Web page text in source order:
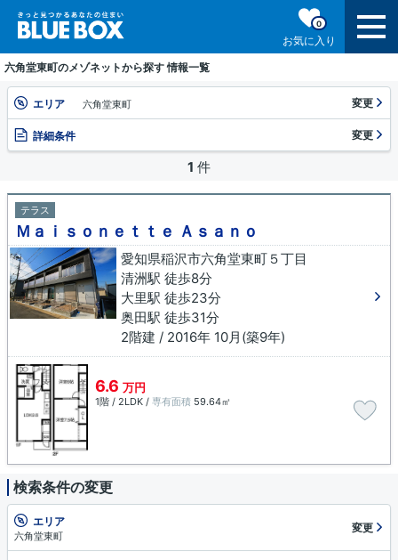
お気に入り
0
六角堂東町のメゾネットから探す 情報一覧
エリア 六角堂東町 変更
詳細条件 変更
1 件
テラス
Ｍａｉｓｏｎｅｔｔｅ Ａｓａｎｏ
愛知県稲沢市六角堂東町５丁目
清洲駅 徒歩8分
大里駅 徒歩23分
奥田駅 徒歩31分
2階建 / 2016年 10月(築9年)
6.6 万円
1階 / 2LDK / 専有面積 59.64㎡
検索条件の変更
エリア
六角堂東町
変更